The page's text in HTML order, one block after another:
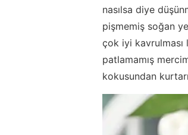
nasılsa diye
pişmemiş soğan
çok iyi kavrulması
patlamamış
kokusundan